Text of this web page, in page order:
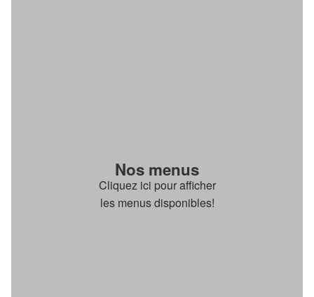
Nos menus
Cliquez ici pour afficher
les menus disponibles!